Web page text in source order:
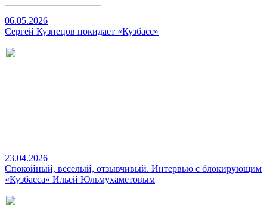
06.05.2026
Сергей Кузнецов покидает «Кузбасс»
23.04.2026
Спокойный, веселый, отзывчивый. Интервью с блокирующим
«Кузбасса» Ильей Юльмухаметовым